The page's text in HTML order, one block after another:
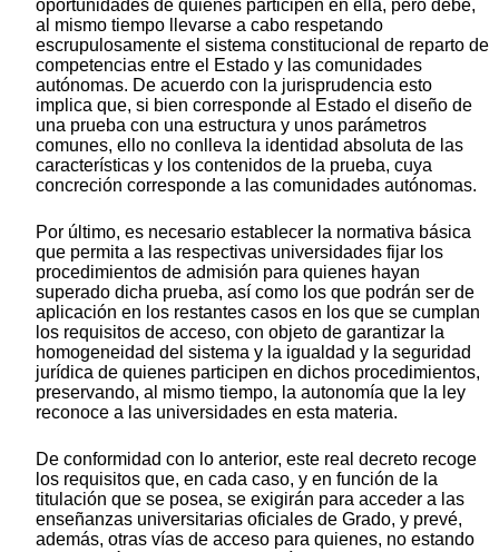
oportunidades de quienes participen en ella, pero debe,
al mismo tiempo llevarse a cabo respetando
escrupulosamente el sistema constitucional de reparto de
competencias entre el Estado y las comunidades
autónomas. De acuerdo con la jurisprudencia esto
implica que, si bien corresponde al Estado el diseño de
una prueba con una estructura y unos parámetros
comunes, ello no conlleva la identidad absoluta de las
características y los contenidos de la prueba, cuya
concreción corresponde a las comunidades autónomas.
Por último, es necesario establecer la normativa básica
que permita a las respectivas universidades fijar los
procedimientos de admisión para quienes hayan
superado dicha prueba, así como los que podrán ser de
aplicación en los restantes casos en los que se cumplan
los requisitos de acceso, con objeto de garantizar la
homogeneidad del sistema y la igualdad y la seguridad
jurídica de quienes participen en dichos procedimientos,
preservando, al mismo tiempo, la autonomía que la ley
reconoce a las universidades en esta materia.
De conformidad con lo anterior, este real decreto recoge
los requisitos que, en cada caso, y en función de la
titulación que se posea, se exigirán para acceder a las
enseñanzas universitarias oficiales de Grado, y prevé,
además, otras vías de acceso para quienes, no estando